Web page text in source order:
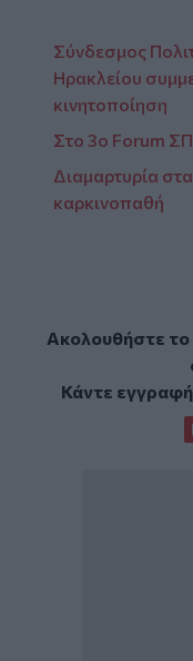
Σύνδεσμος
Ηρακλείου
κινητοποίηση
Στο 3ο Forum
Διαμαρτυρία
καρκινοπαθή
Ακολουθήστε
Κάντε